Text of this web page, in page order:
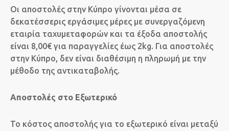
Οι αποστολές στην Κύπρο γίνονται μέσα σε
δεκατέσσερις εργάσιμες μέρες με συνεργαζόμενη
εταιρία ταχυμεταφορών και τα έξοδα αποστολής
είναι 8,00€ για παραγγελίες έως 2kg. Για αποστολές
στην Κύπρο, δεν είναι διαθέσιμη η πληρωμή με την
μέθοδο της αντικαταβολής.
Αποστολές στο Εξωτερικό
Το κόστος αποστολής για το εξωτερικό είναι μεταξύ